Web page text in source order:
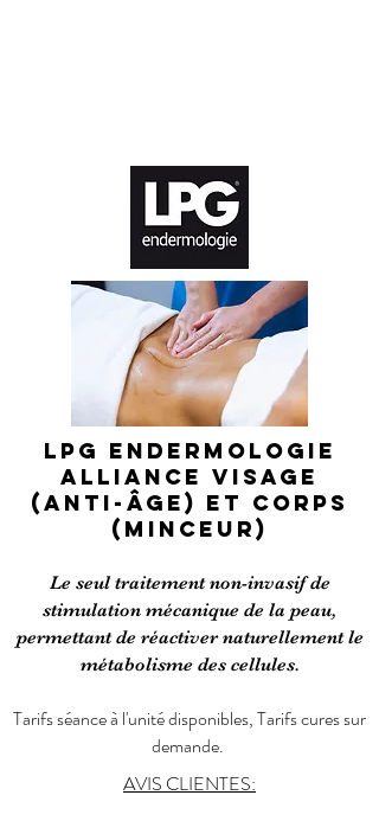
LPG ENDERMOLOGIE
ALLIANCE VISAGE
(ANTI-ÂGE) ET CORPS
(MINCEUR)
Le seul traitement non-invasif de
stimulation mécanique de la peau,
permettant de réactiver naturellement le
métabolisme des cellules.
Tarifs séance à l'unité disponibles, Tarifs cures sur
demande.
AVIS CLIENTES: